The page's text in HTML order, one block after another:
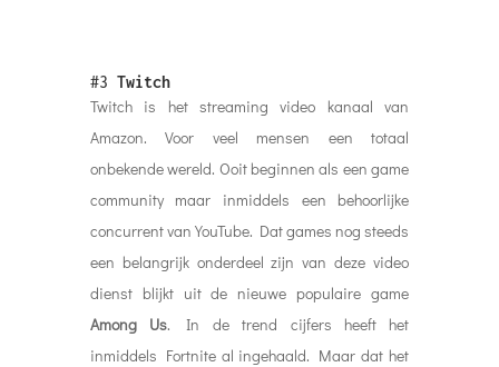
#3 Twitch
Twitch is het streaming video kanaal van
Amazon. Voor veel mensen een totaal
onbekende wereld. Ooit beginnen als een game
community maar inmiddels een behoorlijke
concurrent van YouTube. Dat games nog steeds
een belangrijk onderdeel zijn van deze video
dienst blijkt uit de nieuwe populaire game
Among Us. In de trend cijfers heeft het
inmiddels Fortnite al ingehaald. Maar dat het